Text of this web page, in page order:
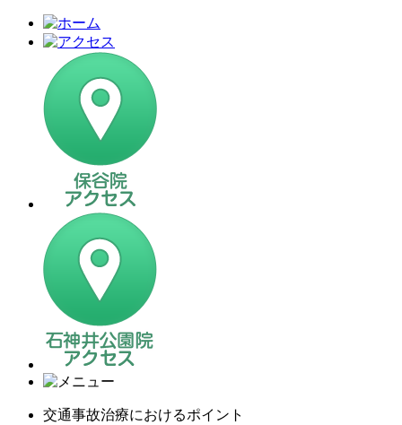
交通事故治療におけるポイント